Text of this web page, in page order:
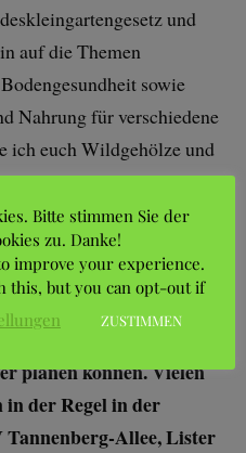
und
auf die Themen
sowie
Nahrung für verschiedene
ich euch Wildgehölze und
hohen ökologischen
haben.
vor der Veranstaltung
eurer Kolonie und
planen können. Vielen
der Regel in der
Tannenberg-Allee, Lister
Bitte stimmen Sie der
zu. Danke!
improve your experience.
this, but you can opt-out if
ZUSTIMMEN